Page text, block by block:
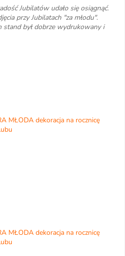
Jubilatów udało się osiągnąć.
przy Jubilatach "za młodu".
stand był dobrze wydrukowany i
MŁODA dekoracja na rocznicę
MŁODA dekoracja na rocznicę